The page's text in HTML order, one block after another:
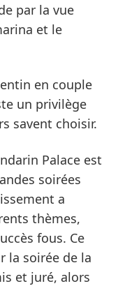
par la vue
et le
en couple
un privilège
savent choisir.
Palace est
soirées
a
thèmes,
fous. Ce
la soirée de la
et juré, alors